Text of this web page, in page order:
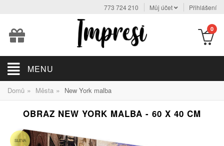
773 724 210 Můj účet Přihlášení
0
MENU
Domů » Města » New York malba
OBRAZ NEW YORK MALBA - 60 X 40 CM
SLEVA